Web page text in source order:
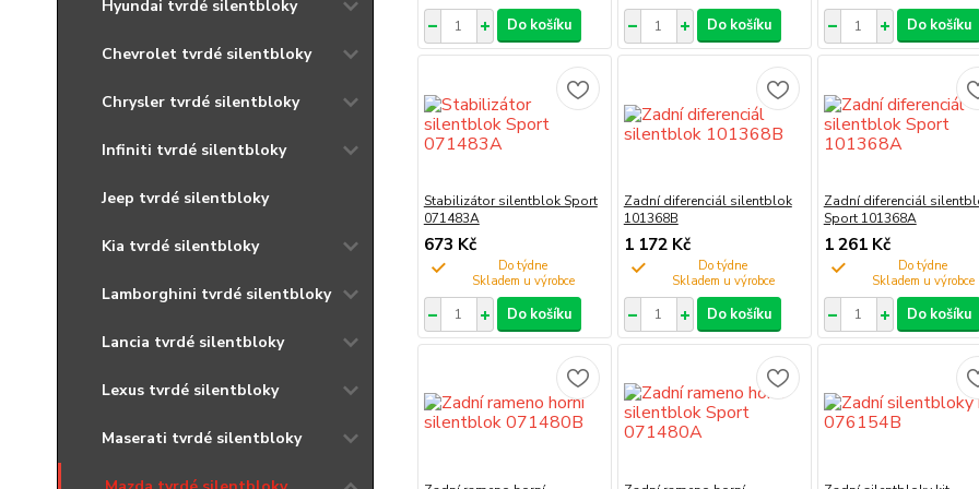
Hyundai tvrdé silentbloky
Chevrolet tvrdé silentbloky
Chrysler tvrdé silentbloky
Infiniti tvrdé silentbloky
Jeep tvrdé silentbloky
Kia tvrdé silentbloky
Lamborghini tvrdé silentbloky
Lancia tvrdé silentbloky
Lexus tvrdé silentbloky
Maserati tvrdé silentbloky
Do košíku Do košíku Do košíku
Stabilizátor silentblok Sport
071483A
673 Kč
Do týdne
Do košíku
Zadní diferenciál silentblok
101368B
1 172 Kč
Do týdne
Do košíku
Zadní diferenciál
Sport 101368A
1 261 Kč
Do týdne
Do košíku